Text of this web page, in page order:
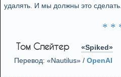
удалять. И мы должны это сделать.
* *
Том Слейтер
«Spiked»
Перевод: «Nautilus» / OpenAI